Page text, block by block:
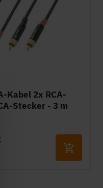
Kabel 2x RCA-
Stecker - 3 m